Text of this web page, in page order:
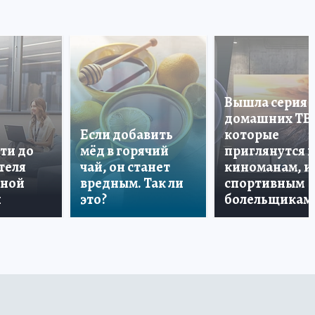
до
Если добавить
мёд в горячий
чай, он станет
вредным. Так ли
это?
Вышла серия
домашних ТВ,
которые
приглянутся и
киноманам, и
спортивным
болельщикам